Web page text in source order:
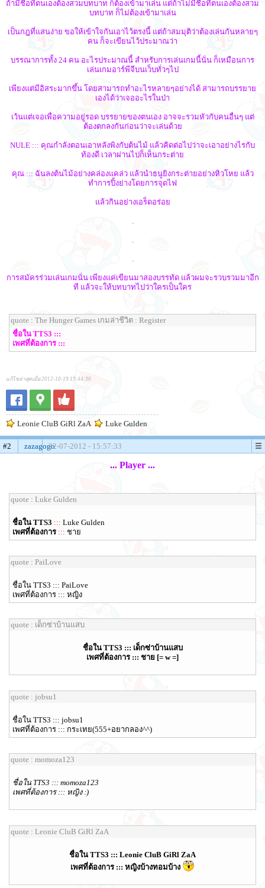
ถ้ามีชื่อที่ตนเองต้องสวมบทบาท ก็ต้องเข้ามาเล่น แต่ถ้าไม่มีชื่อที่ตนเองต้องสวม
บทบาท ก็ไม่ต้องเข้ามาเล่น
เป็นกฎที่แสนง่าย ขอให้เข้าใจกันเอาไว้ตรงนี้ แต่ถ้าสมมุติว่าต้องเล่นกันหลายๆ
คน ก็จะเขียนไว้ประมาณว่า
บรรณาการทั้ง 24 คน อะไรประมาณนี้ สำหรับการเล่นเกมนี้นั่น ก็เหมือนการ
เล่นเกมอาร์พีจีบนเว็บทั่วๆไป
เพียงแต่มีอิสระมากขึ้น โดยสามารถทำอะไรหลายๆอย่างได้ สามารถบรรยาย
เองได้ว่าเจออะไรในป่า
เว้นแต่เจอเพื่อความอยู่รอด บรรยายของตนเอง อาจจะรวมหัวกับคนอื่นๆ แต่
ต้องตกลงกันก่อนว่าจะเล่นด้วย
NULE ::: คุณกำลังตอนเอาหลังพิงกับต้นไม้ แล้วคิดต่อไปว่าจะเอาอย่างไรกับ
ท้องดี เวลาผ่านไปก็เห็นกระต่าย
คุณ ::: ฉันลงต้นไม้อย่างคล่องแคล่ว แล้วนำธนูยิงกระต่ายอย่างหิวโหย แล้ว
ทำการปิ้งย่างโดยการจุดไฟ
แล้วกินอย่างเอร็ดอร่อย
.
.
.
การสมัครร่วมเล่นเกมนั่น เพียงแค่เขียนมาสองบรรทัด แล้วผมจะรวบรวมมาอีก
ที แล้วจะให้บทบาทไปว่าใครเป็นใคร
quote : The Hunger Games เกมล่าชีวิต : Register
ชื่อใน TTS3 :::
เพศที่ต้องการ :::
แก้ไขล่าสุดเมื่อ 2012-10-19 19:44:30
Leonie CluB GiRl ZaA Luke Gulden
#2 zazagogo22-07-2012 - 15:57:33
... Player ...
quote : Luke Gulden
ชื่อใน TTS3 ::: Luke Gulden
เพศที่ต้องการ ::: ชาย
quote : PaiLove
ชื่อใน TTS3 ::: PaiLove
เพศที่ต้องการ ::: หญิง
quote : เด็กซ่าบ้านแสบ
ชื่อใน TTS3 ::: เด็กซ่าบ้านแสบ
เพศที่ต้องการ ::: ชาย [= w =]
quote : jobsu1
ชื่อใน TTS3 ::: jobsu1
เพศที่ต้องการ ::: กระเทย(555+อยากลอง^^)
quote : momoza123
ชื่อใน TTS3 ::: momoza123
เพศที่ต้องการ ::: หญิง :)
quote : Leonie CluB GiRl ZaA
ชื่อใน TTS3 ::: Leonie CluB GiRl ZaA
เพศที่ต้องการ ::: หญิงบ้างทอมบ้าง